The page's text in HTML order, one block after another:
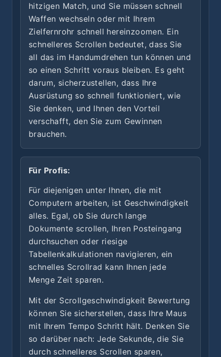
hitzigen Match, und Sie müssen schnell
Waffen wechseln oder mit Ihrem
Zielfernrohr schnell hereinzoomen. Ein
schnelleres Scrollen bedeutet, dass Sie
all das im Handumdrehen tun können und
so einen Schritt voraus bleiben. Es geht
darum, sicherzustellen, dass Ihre
Ausrüstung so schnell funktioniert, wie
Sie denken, und Ihnen den Vorteil
verschafft, den Sie zum Gewinnen
brauchen.
Für Profis:
Für diejenigen unter Ihnen, die mit
Computern arbeiten, ist Geschwindigkeit
alles. Egal, ob Sie durch lange
Dokumente scrollen, Ihren Posteingang
durchsuchen oder riesige
Tabellenkalkulationen navigieren, ein
schnelles Scrollrad kann Ihnen jede
Menge Zeit sparen.
Mit der Scrollgeschwindigkeit Bewertung
können Sie sicherstellen, dass Ihre Maus
mit Ihrem Tempo Schritt hält. Denken Sie
so darüber nach: Jede Sekunde, die Sie
durch schnelleres Scrollen sparen,